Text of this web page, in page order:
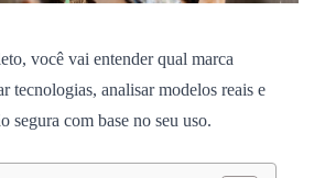
você vai entender qual marca
tecnologias, analisar modelos reais e
segura com base no seu uso.